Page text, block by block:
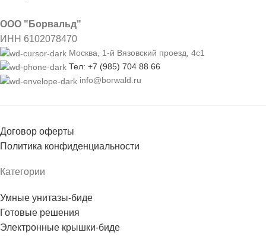
ООО "Борвальд"
ИНН 6102078470
Москва, 1-й Вязовский проезд, 4с1
Тел: +7 (985) 704 88 66
info@borwald.ru
Договор оферты
Политика конфиденциальности
Категории
Умные унитазы-биде
Готовые решения
Электронные крышки-биде